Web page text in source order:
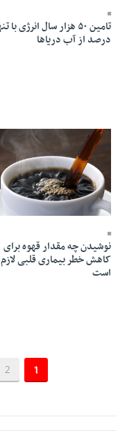
درصد از آب دریاها
06 Mordad 1405 - 08:55
نوشیدن چه مقدار قهوه برای
کاهش خطر بیماری قلبی لازم
است
1
2